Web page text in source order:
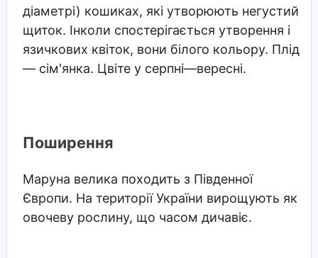
діаметрі) кошиках, які утворюють негустий
щиток. Інколи спостерігається утворення і
язичкових квіток, вони білого кольору. Плід
— сім'янка. Цвіте у серпні—вересні.
Поширення
Маруна велика походить з Південної
Європи. На території України вирощують як
овочеву рослину, що часом дичавіє.